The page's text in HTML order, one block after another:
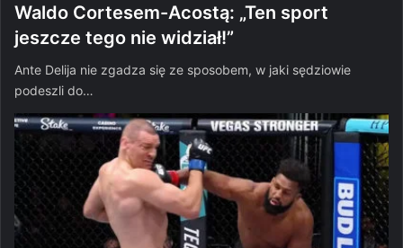
Waldo Cortesem-Acostą: „Ten sport
jeszcze tego nie widział!”
Ante Delija nie zgadza się ze sposobem, w jaki sędziowie
podeszli do…